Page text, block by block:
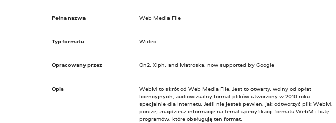
Pełna nazwa Web Media File
Typ formatu Wideo
Opracowany przez On2, Xiph, and Matroska; now supported by Google
Opis
WebM to skrót od Web Media File. Jest to otwarty, wolny od opłat
licencyjnych, audiowizualny format plików stworzony w 2010 roku
specjalnie dla Internetu. Jeśli nie jesteś pewien, jak odtworzyć plik WebM,
poniżej znajdziesz informacje na temat specyfikacji formatu WebM i listę
programów, które obsługują ten format.